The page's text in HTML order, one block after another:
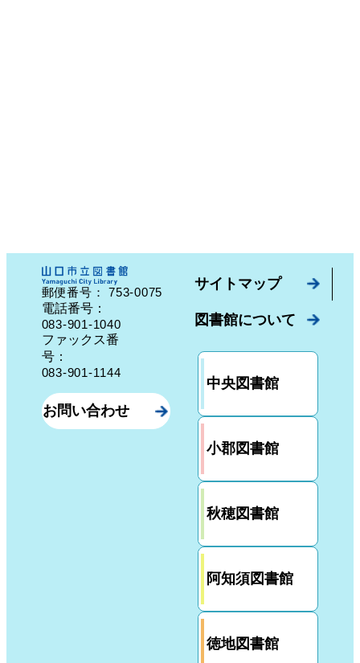
郵便番号：753-0075 山口県山口市中園町７番７号
電話番号：
083-901-1040
ファックス番
号：
083-901-1144
お問い合わせ
サイトマップ
図書館について
中央図書館
小郡図書館
秋穂図書館
阿知須図書館
徳地図書館